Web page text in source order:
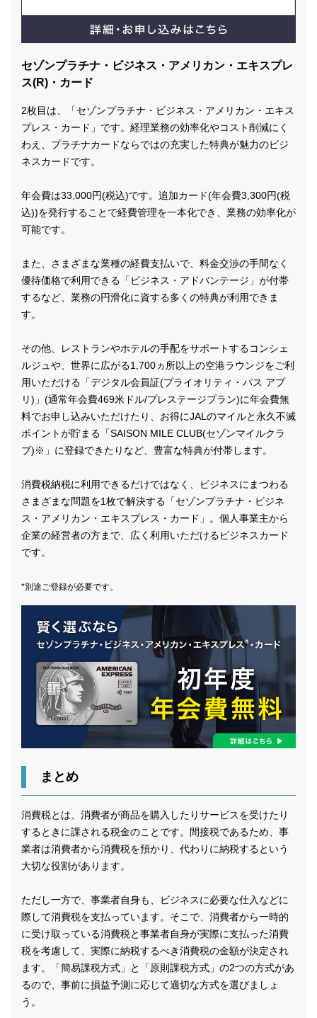
セゾンプラチナ・ビジネス・アメリカン・エキスプレ
ス(R)・カード
2枚目は、「セゾンプラチナ・ビジネス・アメリカン・エキス
プレス・カード」です。経理業務の効率化やコスト削減にく
わえ、プラチナカードならではの充実した特典が魅力のビジ
ネスカードです。
年会費は33,000円(税込)です。追加カード(年会費3,300円(税
込))を発行することで経費管理を一本化でき、業務の効率化が
可能です。
また、さまざまな業種の経費支払いで、料金交渉の手間なく
優待価格で利用できる「ビジネス・アドバンテージ」が付帯
するなど、業務の円滑化に資する多くの特典が利用できま
す。
その他、レストランやホテルの手配をサポートするコンシェ
ルジュや、世界に広がる1,700ヵ所以上の空港ラウンジをご利
用いただける「デジタル会員証(プライオリティ・パス アプ
リ)」(通常年会費469米ドル/プレステージプラン)に年会費無
料でお申し込みいただけたり、お得にJALのマイルと永久不滅
ポイントが貯まる「SAISON MILE CLUB(セゾンマイルクラ
ブ)※」に登録できたりなど、豊富な特典が付帯します。
消費税納税に利用できるだけではなく、ビジネスにまつわる
さまざまな問題を1枚で解決する「セゾンプラチナ・ビジネ
ス・アメリカン・エキスプレス・カード」。個人事業主から
企業の経営者の方まで、広く利用いただけるビジネスカード
です。
*別途ご登録が必要です。
まとめ
消費税とは、消費者が商品を購入したりサービスを受けたり
するときに課される税金のことです。間接税であるため、事
業者は消費者から消費税を預かり、代わりに納税するという
大切な役割があります。
ただし一方で、事業者自身も、ビジネスに必要な仕入などに
際して消費税を支払っています。そこで、消費者から一時的
に受け取っている消費税と事業者自身が実際に支払った消費
税を考慮して、実際に納税するべき消費税の金額が決定され
ます。「簡易課税方式」と「原則課税方式」の2つの方式があ
るので、事前に損益予測に応じて適切な方式を選びましょ
う。